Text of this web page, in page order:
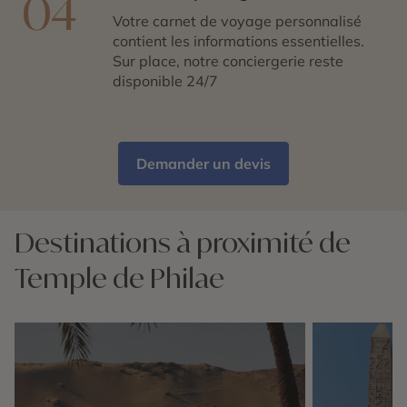
04
Votre carnet de voyage personnalisé
contient les informations essentielles.
Sur place, notre conciergerie reste
disponible 24/7
Demander un devis
Destinations à proximité de
Temple de Philae